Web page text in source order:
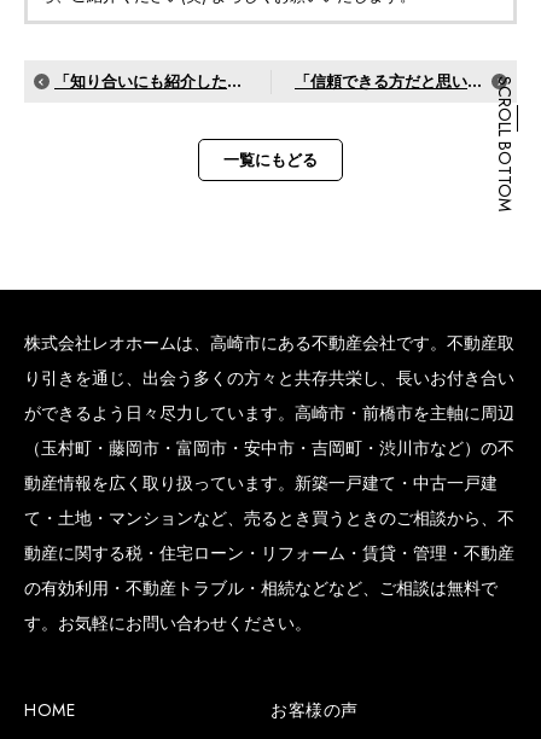
「知り合いにも紹介したい会社」 「信頼できる方だと思いました」
一覧にもどる
株式会社レオホームは、高崎市にある不動産会社です。不動産取
り引きを通じ、出会う多くの方々と共存共栄し、長いお付き合い
ができるよう日々尽力しています。高崎市・前橋市を主軸に周辺
（玉村町・藤岡市・富岡市・安中市・吉岡町・渋川市など）の不
動産情報を広く取り扱っています。新築一戸建て・中古一戸建
て・土地・マンションなど、売るとき買うときのご相談から、不
動産に関する税・住宅ローン・リフォーム・賃貸・管理・不動産
の有効利用・不動産トラブル・相続などなど、ご相談は無料で
す。お気軽にお問い合わせください。
HOME
お客様の声
SCROLL BOTTOM